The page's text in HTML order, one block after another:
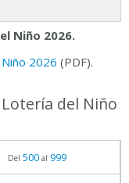
Niño 2026.
2026 (PDF).
del Niño
Del 500al 999